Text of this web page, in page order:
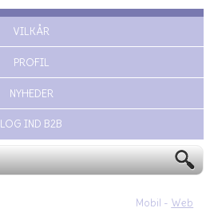
VILKÅR
PROFIL
NYHEDER
LOG IND B2B
Mobil - Web